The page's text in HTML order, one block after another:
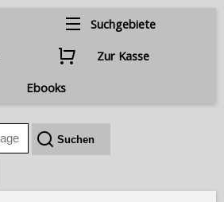
Suchgebiete
Zur Kasse
Ebooks